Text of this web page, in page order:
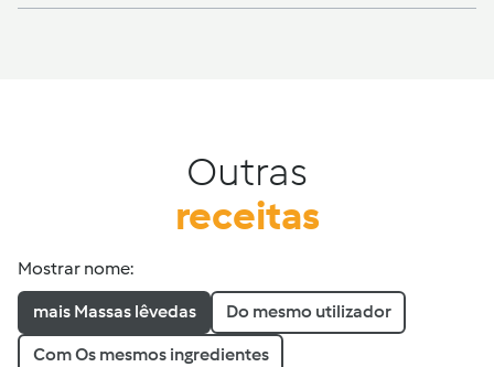
Outras
receitas
Mostrar nome:
mais Massas lêvedas Do mesmo utilizador
Com Os mesmos ingredientes